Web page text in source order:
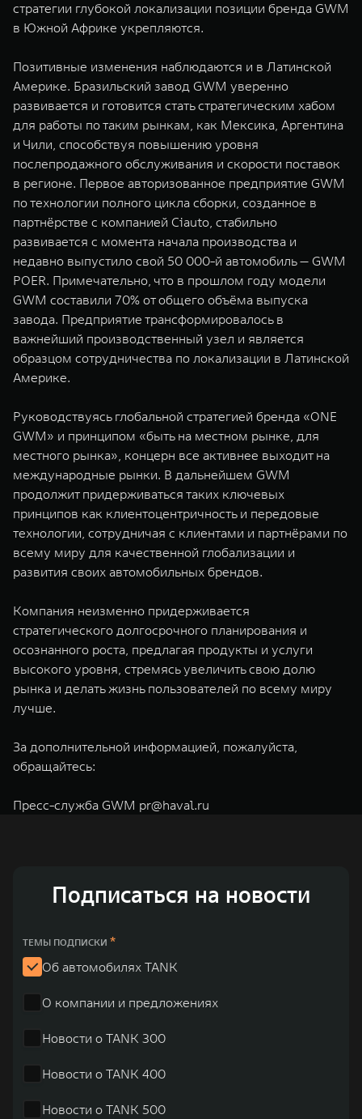
стратегии глубокой локализации позиции бренда GWM
в Южной Африке укрепляются.
Позитивные изменения наблюдаются и в Латинской
Америке. Бразильский завод GWM уверенно
развивается и готовится стать стратегическим хабом
для работы по таким рынкам, как Мексика, Аргентина
и Чили, способствуя повышению уровня
послепродажного обслуживания и скорости поставок
в регионе. Первое авторизованное предприятие GWM
по технологии полного цикла сборки, созданное в
партнёрстве с компанией Ciauto, стабильно
развивается с момента начала производства и
недавно выпустило свой 50 000-й автомобиль — GWM
POER. Примечательно, что в прошлом году модели
GWM составили 70% от общего объёма выпуска
завода. Предприятие трансформировалось в
важнейший производственный узел и является
образцом сотрудничества по локализации в Латинской
Америке.
Руководствуясь глобальной стратегией бренда «ONE
GWM» и принципом «быть на местном рынке, для
местного рынка», концерн все активнее выходит на
международные рынки. В дальнейшем GWM
продолжит придерживаться таких ключевых
принципов как клиентоцентричность и передовые
технологии, сотрудничая с клиентами и партнёрами по
всему миру для качественной глобализации и
развития своих автомобильных брендов.
Компания неизменно придерживается
стратегического долгосрочного планирования и
осознанного роста, предлагая продукты и услуги
высокого уровня, стремясь увеличить свою долю
рынка и делать жизнь пользователей по всему миру
лучше.
За дополнительной информацией, пожалуйста,
обращайтесь:
Пресс-служба GWM pr@haval.ru
Подписаться на новости
ТЕМЫ ПОДПИСКИ *
Об автомобилях TANK
О компании и предложениях
Новости о TANK 300
Новости о TANK 400
Новости о TANK 500